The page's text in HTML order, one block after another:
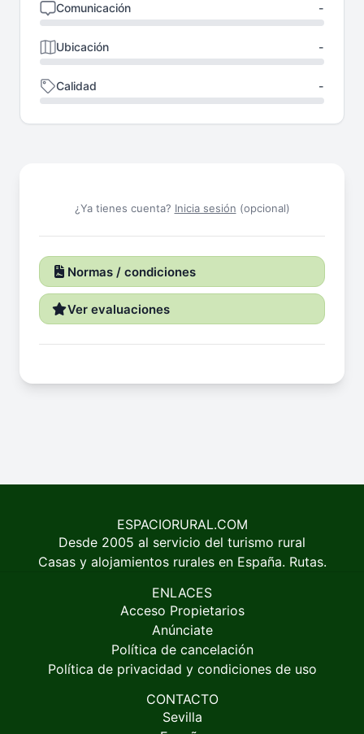
Comunicación -
Ubicación -
Calidad -
¿Ya tienes cuenta? Inicia sesión (opcional)
Normas / condiciones
Ver evaluaciones
ESPACIORURAL.COM
Desde 2005 al servicio del turismo rural
Casas y alojamientos rurales en España. Rutas.
ENLACES
Acceso Propietarios
Anúnciate
Política de cancelación
Política de privacidad y condiciones de uso
CONTACTO
Sevilla